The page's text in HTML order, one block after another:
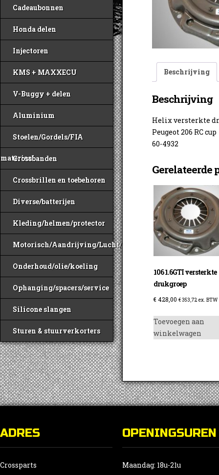
Cadeaubonnen
Honda delen
Injectoren
KMS + MAXXECU
V-Buggy + delen
Aluminium
Stoelen/Gordels/FIA
materiaal
Crossbanden
Crossbrillen en toebehoren
Diverse/batterijen
Kleding/helmen/protector
Motorisch/Aandrijving/Lucht/Benzine
Onderhoud/olie/koeling
Ophanging/spacers/service
Silicone slangen
Sturen & stuurverkorters
Beschrijving
Beschrijving
Helix versterkte
Peugeot 206 RC cup
60-4932
Gerelateerde
106 1.6GTI versterkte
drukgroep
€428,00 €353,72 ex. BTW
Toevoegen aan
winkelwagen
ADRES
Crossparts
OPENINGSUREN
Maandag: 18u-21u